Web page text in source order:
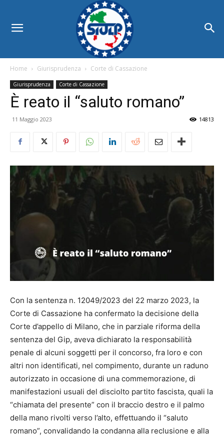
Home Giurisprudenza Corte di Cassazione
Giurisprudenza Corte di Cassazione
È reato il “saluto romano”
11 Maggio 2023 14813
Con la sentenza n. 12049/2023 del 22 marzo 2023, la
Corte di Cassazione ha confermato la decisione della
Corte d’appello di Milano, che in parziale riforma della
sentenza del Gip, aveva dichiarato la responsabilità
penale di alcuni soggetti per il concorso, fra loro e con
altri non identificati, nel compimento, durante un raduno
autorizzato in occasione di una commemorazione, di
manifestazioni usuali del disciolto partito fascista, quali la
“chiamata del presente” con il braccio destro e il palmo
della mano rivolti verso l’alto, effettuando il “saluto
romano”, convalidando la condanna alla reclusione e alla